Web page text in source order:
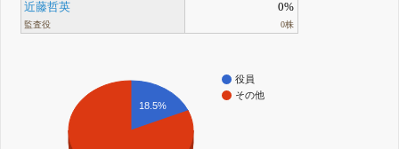
近藤哲英
監査役
0%
0株
役員
その他
18.5%